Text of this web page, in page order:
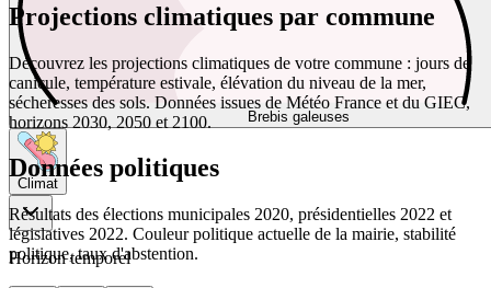
Brebis galeuses
Climat
Horizon temporel
Projections climatiques par commune
Découvrez les projections climatiques de votre commune : jours de
canicule, température estivale, élévation du niveau de la mer,
sécheresses des sols. Données issues de Météo France et du GIEC,
horizons 2030, 2050 et 2100.
Données politiques
Résultats des élections municipales 2020, présidentielles 2022 et
législatives 2022. Couleur politique actuelle de la mairie, stabilité
politique, taux d'abstention.